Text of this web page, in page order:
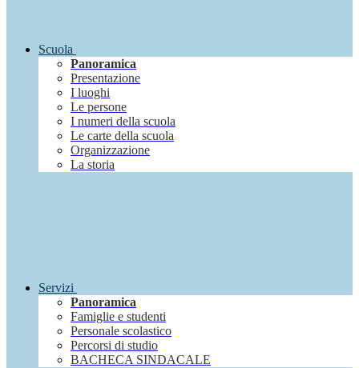
Scuola
Panoramica
Presentazione
I luoghi
Le persone
I numeri della scuola
Le carte della scuola
Organizzazione
La storia
Servizi
Panoramica
Famiglie e studenti
Personale scolastico
Percorsi di studio
BACHECA SINDACALE